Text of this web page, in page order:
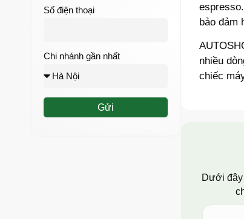
Số điện thoại
Chi nhánh gần nhất
Gửi
bảo đảm
nhiều
chiếc
Dưới đây